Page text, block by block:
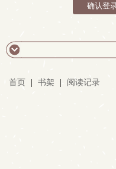
首页 书架 阅读记录